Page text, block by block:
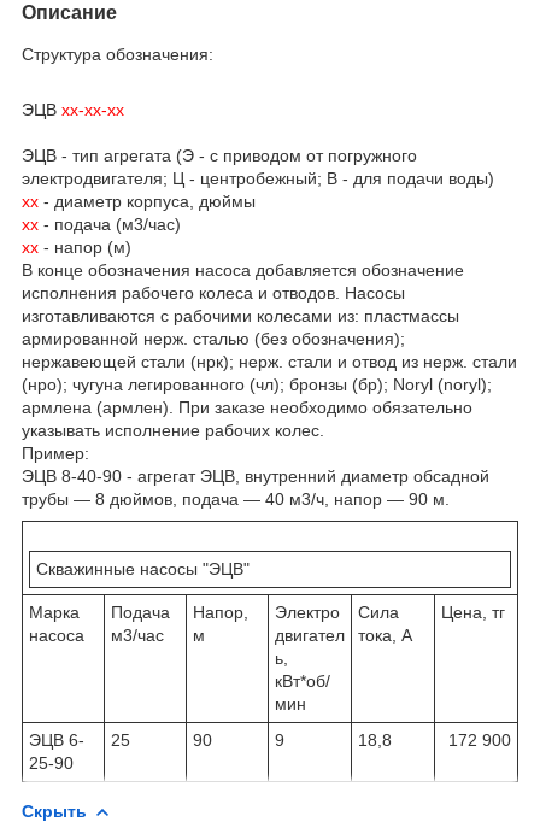
Описание
Структура обозначения:
ЭЦВ хх-хх-хх
ЭЦВ - тип агрегата (Э - с приводом от погружного
электродвигателя; Ц - центробежный; В - для подачи воды)
хх - диаметр корпуса, дюймы
хх - подача (м3/час)
хх - напор (м)
В конце обозначения насоса добавляется обозначение
исполнения рабочего колеса и отводов. Насосы
изготавливаются с рабочими колесами из: пластмассы
армированной нерж. сталью (без обозначения);
нержавеющей стали (нрк); нерж. стали и отвод из нерж. стали
(нро); чугуна легированного (чл); бронзы (бр); Noryl (noryl);
армлена (армлен). При заказе необходимо обязательно
указывать исполнение рабочих колес.
Пример:
ЭЦВ 8-40-90 - агрегат ЭЦВ, внутренний диаметр обсадной
трубы — 8 дюймов, подача — 40 м3/ч, напор — 90 м.
Скважинные насосы "ЭЦВ"
Марка
насоса
Подача
м3/час
Напор,
м
Электро
двигател
ь,
кВт*об/
мин
Сила
тока, А
Цена, тг
ЭЦВ 6-
25-90
25 90 9 18,8 172 900
Скрыть